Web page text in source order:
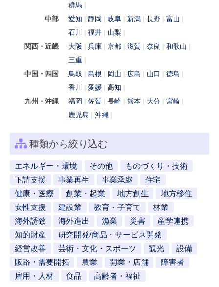
群馬
中部
愛知 静岡 岐阜 新潟 長野
富山
石川
福井
山梨
関西・近畿
大阪 兵庫 京都 滋賀 奈良
和歌山
三重
中国・四国
鳥取 島根 岡山 広島 山口
徳島
香川
愛媛
高知
九州・沖縄
福岡 佐賀 長崎 熊本 大分
宮崎
鹿児島
沖縄
種類から絞り込む
エネルギー・環境 その他
ものづくり・技術
下請支援
事業再生 事業承継
住宅
健康・医療
創業・起業 地方創生
地方移住
女性支援
建設業 教育・子育て
林業
海外誘致
海外進出 漁業 災害
産学連携
知的財産
研究開発/商品・サービス開発
経営改善
芸術・文化・スポーツ 観光
設備
販路・需要開拓
農業 開業・店舗
障害者
雇用・人材
食品 高齢者・福祉